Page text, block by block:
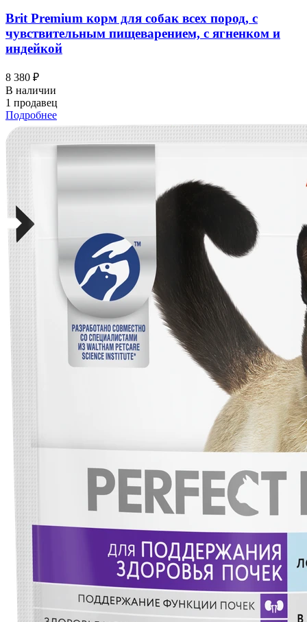
Brit Premium корм для собак всех пород, с
чувствительным пищеварением, с ягненком и
индейкой
8 380 ₽
В наличии
1 продавец
Подробнее